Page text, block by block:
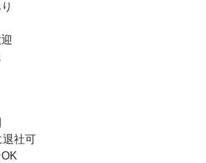
退社可